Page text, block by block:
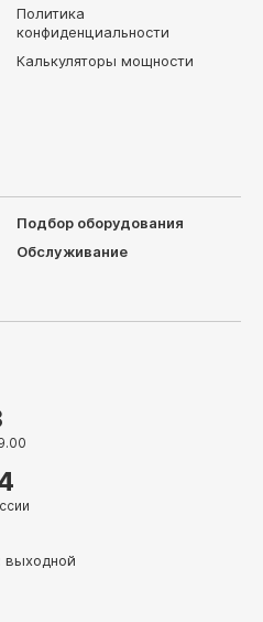
Политика
конфиденциальности
Калькуляторы мощности
Подбор оборудования
Обслуживание
выходной